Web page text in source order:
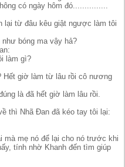
có ngày hôm đó...............
lại từ đâu kêu giật ngược làm tôi
bóng ma vậy hả?
làm gì?
Hết giờ làm từ lâu rồi cô nương
là đã hết giờ làm lâu rồi.
thì Nhã Đan đã kéo tay tôi lại:
mà mẹ nó để lại cho nó trước khi
tính nhờ Khanh đến tìm giúp